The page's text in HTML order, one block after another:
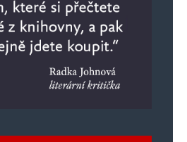
e-mail a webovou stránku pro budoucí